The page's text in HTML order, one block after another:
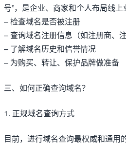
号”，是企业、商家和个人布局线
– 检查域名是否被注册
– 查询域名注册信息（如注册商、
– 了解域名历史和信誉情况
– 为购买、转让、保护品牌做准备
三、如何正确查询域名？
1. 正规域名查询方式
目前，进行域名查询最权威和通用